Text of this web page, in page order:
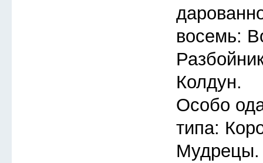
восемь:
Колдун.
Особо
типа:
Мудрецы.